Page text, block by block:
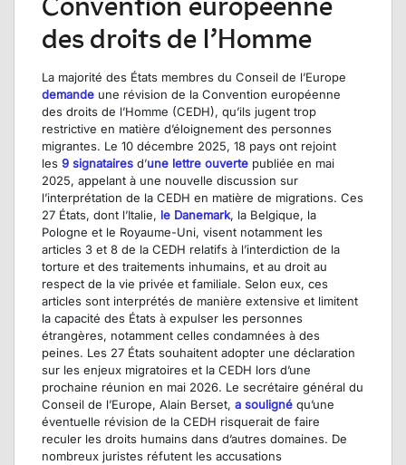
des droits de l’Homme
La majorité des États membres du Conseil de l’Europe
demande une révision de la Convention européenne
des droits de l’Homme (CEDH), qu’ils jugent trop
restrictive en matière d’éloignement des personnes
migrantes. Le 10 décembre 2025, 18 pays ont rejoint
les 9 signataires d’une lettre ouverte publiée en mai
2025, appelant à une nouvelle discussion sur
l’interprétation de la CEDH en matière de migrations. Ces
27 États, dont l’Italie, le Danemark, la Belgique, la
Pologne et le Royaume-Uni, visent notamment les
articles 3 et 8 de la CEDH relatifs à l’interdiction de la
torture et des traitements inhumains, et au droit au
respect de la vie privée et familiale. Selon eux, ces
articles sont interprétés de manière extensive et limitent
la capacité des États à expulser les personnes
étrangères, notamment celles condamnées à des
peines. Les 27 États souhaitent adopter une déclaration
sur les enjeux migratoires et la CEDH lors d’une
prochaine réunion en mai 2026. Le secrétaire général du
Conseil de l’Europe, Alain Berset, a souligné qu’une
éventuelle révision de la CEDH risquerait de faire
reculer les droits humains dans d’autres domaines. De
nombreux juristes réfutent les accusations